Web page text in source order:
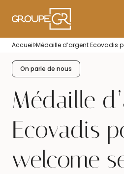
Le
Accueil Médaille d’argent Ecovadis
On parle de nous
Médaille
Ecovadis
welcome